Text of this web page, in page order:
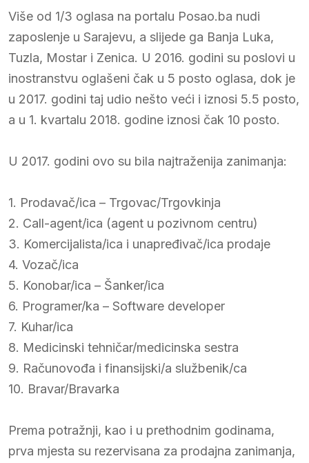
Više od 1/3 oglasa na portalu Posao.ba nudi
zaposlenje u Sarajevu, a slijede ga Banja Luka,
Tuzla, Mostar i Zenica. U 2016. godini su poslovi u
inostranstvu oglašeni čak u 5 posto oglasa, dok je
u 2017. godini taj udio nešto veći i iznosi 5.5 posto,
a u 1. kvartalu 2018. godine iznosi čak 10 posto.
U 2017. godini ovo su bila najtraženija zanimanja:
1. Prodavač/ica – Trgovac/Trgovkinja
2. Call-agent/ica (agent u pozivnom centru)
3. Komercijalista/ica i unapređivač/ica prodaje
4. Vozač/ica
5. Konobar/ica – Šanker/ica
6. Programer/ka – Software developer
7. Kuhar/ica
8. Medicinski tehničar/medicinska sestra
9. Računovođa i finansijski/a službenik/ca
10. Bravar/Bravarka
Prema potražnji, kao i u prethodnim godinama,
prva mjesta su rezervisana za prodajna zanimanja,